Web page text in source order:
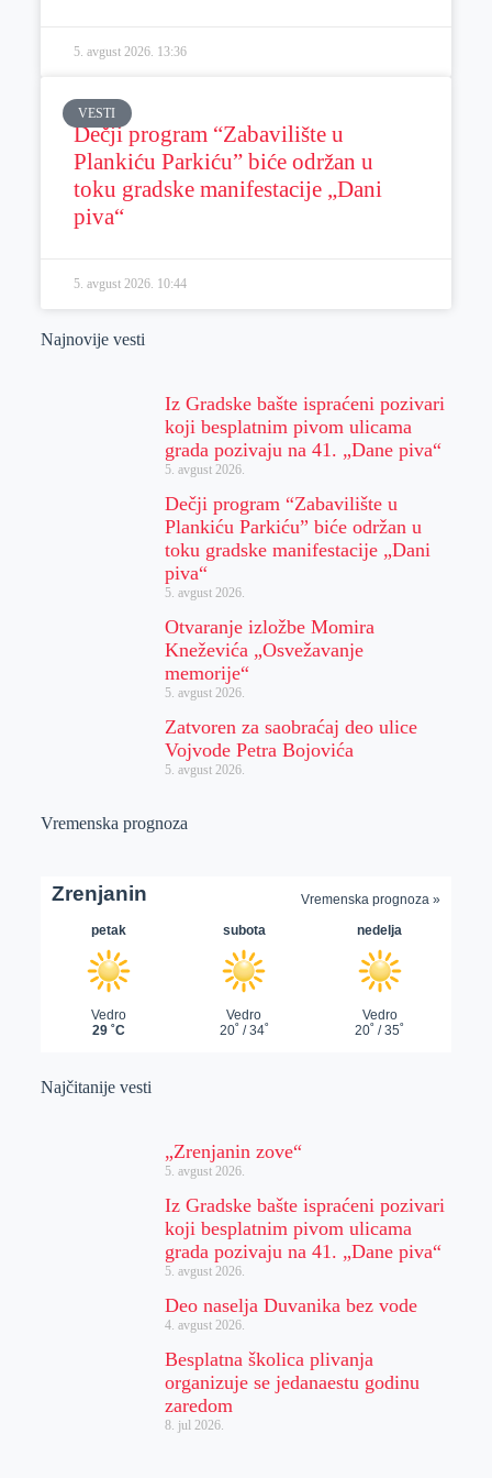
5. avgust 2026. 13:36
VESTI
Dečji program “Zabavilište u
Plankiću Parkiću” biće održan u
toku gradske manifestacije „Dani
piva“
5. avgust 2026. 10:44
Najnovije vesti
Iz Gradske bašte ispraćeni pozivari
koji besplatnim pivom ulicama
grada pozivaju na 41. „Dane piva“
5. avgust 2026.
Dečji program “Zabavilište u
Plankiću Parkiću” biće održan u
toku gradske manifestacije „Dani
piva“
5. avgust 2026.
Otvaranje izložbe Momira
Kneževića „Osvežavanje
memorije“
5. avgust 2026.
Zatvoren za saobraćaj deo ulice
Vojvode Petra Bojovića
5. avgust 2026.
Vremenska prognoza
Najčitanije vesti
„Zrenjanin zove“
5. avgust 2026.
Iz Gradske bašte ispraćeni pozivari
koji besplatnim pivom ulicama
grada pozivaju na 41. „Dane piva“
5. avgust 2026.
Deo naselja Duvanika bez vode
4. avgust 2026.
Besplatna školica plivanja
organizuje se jedanaestu godinu
zaredom
8. jul 2026.